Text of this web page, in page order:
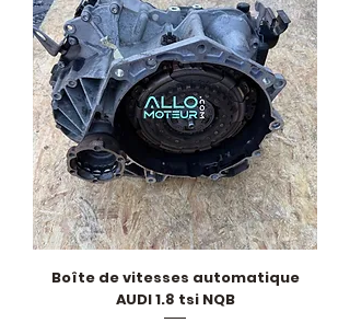
Boîte de vitesses automatique
AUDI 1.8 tsi NQB